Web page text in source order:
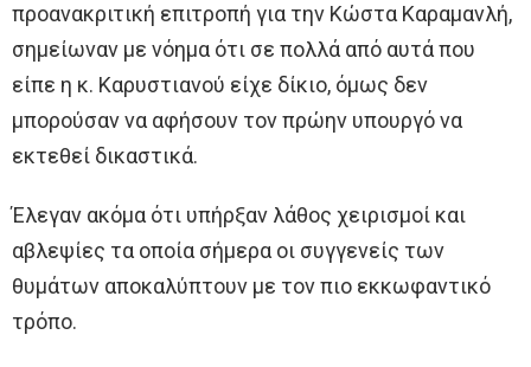
προανακριτική επιτροπή για την Κώστα Καραμανλή,
σημείωναν με νόημα ότι σε πολλά από αυτά που
είπε η κ. Καρυστιανού είχε δίκιο, όμως δεν
μπορούσαν να αφήσουν τον πρώην υπουργό να
εκτεθεί δικαστικά.
Έλεγαν ακόμα ότι υπήρξαν λάθος χειρισμοί και
αβλεψίες τα οποία σήμερα οι συγγενείς των
θυμάτων αποκαλύπτουν με τον πιο εκκωφαντικό
τρόπο.